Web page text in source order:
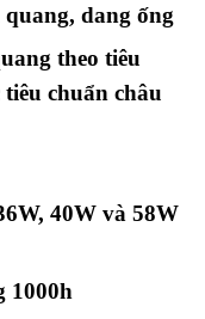
dang ống
theo tiêu
chuẩn châu
40W và 58W
1000h